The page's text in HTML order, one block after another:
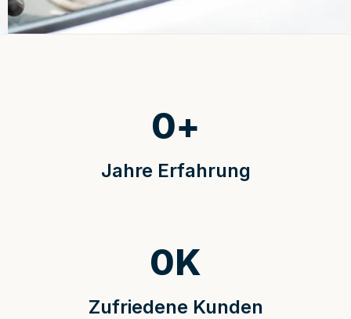
Jahre Erfahrung
0+
Zufriedene Kunden
0K